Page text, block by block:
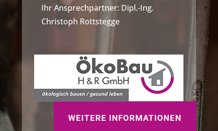
Ihr Ansprechpartner: Dipl.-Ing.
Christoph Rottstegge
WEITERE INFORMATIONEN